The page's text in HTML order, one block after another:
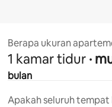
Berapa ukuran
1 kamar tidur ·
bulan
Apakah seluruh